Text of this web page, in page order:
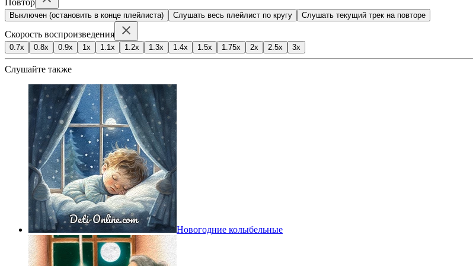
Выключен (остановить в конце плейлиста) Слушать весь плейлист по кругу Слушать текущий трек на повторе
Скорость воспроизведения
0.7x 0.8x 0.9x 1x 1.1x 1.2x 1.3x 1.4x 1.5x 1.75x 2x 2.5x 3x
Слушайте также
Новогодние колыбельные